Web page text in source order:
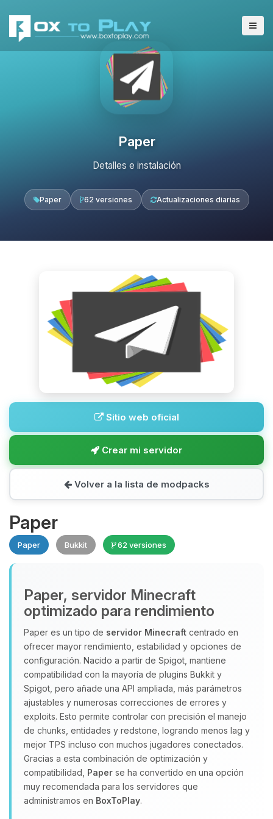
Paper
Detalles e instalación
Paper 62 versiones Actualizaciones diarias
Sitio web oficial
Crear mi servidor
Volver a la lista de modpacks
Paper
Paper Bukkit 62 versiones
Paper, servidor Minecraft
optimizado para rendimiento
Paper es un tipo de servidor Minecraft centrado en
ofrecer mayor rendimiento, estabilidad y opciones de
configuración. Nacido a partir de Spigot, mantiene
compatibilidad con la mayoría de plugins Bukkit y
Spigot, pero añade una API ampliada, más parámetros
ajustables y numerosas correcciones de errores y
exploits. Esto permite controlar con precisión el manejo
de chunks, entidades y redstone, logrando menos lag y
mejor TPS incluso con muchos jugadores conectados.
Gracias a esta combinación de optimización y
compatibilidad, Paper se ha convertido en una opción
muy recomendada para los servidores que
administramos en BoxToPlay.
Yupi, por fin alguien con quien
hablar! Soy Choupy, tu pequeno
asistente de BoxToPlay. Cuentame
que necesitas y moveré mis
pequenos circuitos para ayudarte.
08/08/2026 01:16